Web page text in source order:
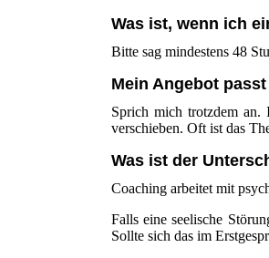
Was ist, wenn ich
Bitte sag mindestens 48
Mein Angebot
Sprich mich trotzdem
verschieben. Oft ist das
Was ist der
Coaching arbeitet mit
Falls eine seelische
Sollte sich das im